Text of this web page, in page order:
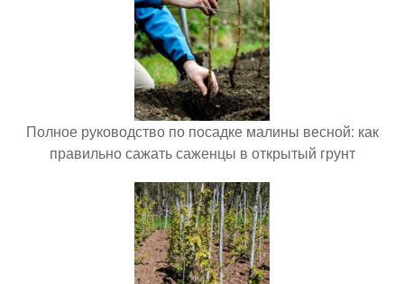
Полное руководство по посадке малины весной: как
правильно сажать саженцы в открытый грунт